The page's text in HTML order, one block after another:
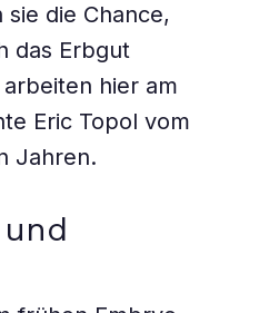
die Chance,
das Erbgut
hier am
Eric Topol vom
Jahren.